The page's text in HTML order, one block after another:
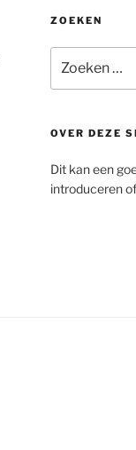
ZOEKEN
naar:
OVER DEZE
Dit kan een
introduceren